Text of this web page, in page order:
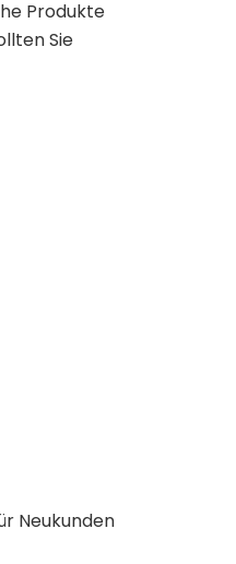
Produkte
Sie
Neukunden